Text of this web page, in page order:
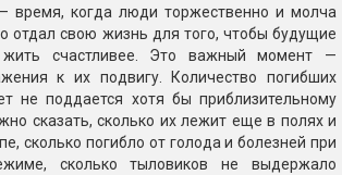
время, когда люди торжественно и молча
отдал свою жизнь для того, чтобы будущие
жить счастливее. Это важный момент —
к их подвигу. Количество погибших
не поддается хотя бы приблизительному
сказать, сколько их лежит еще в полях и
сколько погибло от голода и болезней при
сколько тыловиков не выдержало